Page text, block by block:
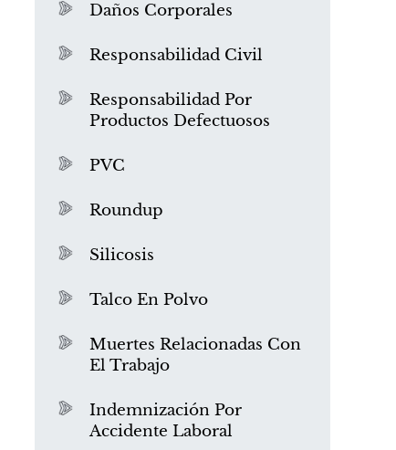
Daños Corporales
Responsabilidad Civil
Responsabilidad Por
Productos Defectuosos
PVC
Roundup
Silicosis
Talco En Polvo
Muertes Relacionadas Con
El Trabajo
Indemnización Por
Accidente Laboral
¿Qué es el mesotelioma?